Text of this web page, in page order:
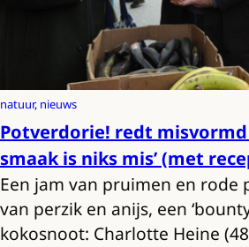
natuur, nieuws
Potverdorie! redt
smaak is niks mis’ (met
Een jam van pruimen en rode
van perzik en anijs, een
kokosnoot: Charlotte Heine